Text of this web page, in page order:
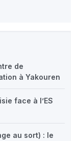
de
à Yakouren
face à l’ES
au sort) : le